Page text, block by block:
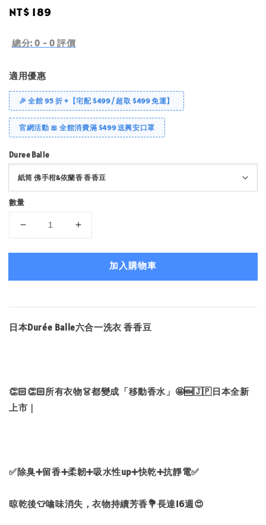
Regular
NT$ 189
總分:0 - 0 評價
適用優惠
🎉 全館 95 折 +【宅配 $499 / 超取 $499 免運】
官網活動 🎀 全館消費滿 $499 送興安口罩
Duree Balle
數量
加入購物車
日本Durée Balle六合一洗衣 香香豆
👏🏻👏🏻所有衣物👗都變成「移動香水」🤩🆕🇯🇵日本全新
上市｜
✅除臭➕留香➕柔韌➕吸水性up➕快乾➕抗靜電✅
晾乾後👕噏味消失，衣物持續芳香💐長達16週😍